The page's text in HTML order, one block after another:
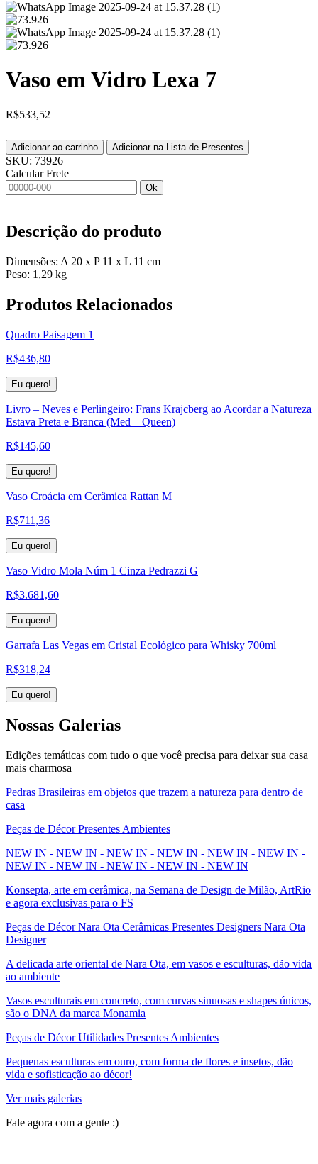
Vaso em Vidro Lexa 7
R$533,52
Adicionar ao carrinho Adicionar na Lista de Presentes
SKU: 73926
Calcular Frete
Ok
Descrição do produto
Dimensões: A 20 x P 11 x L 11 cm
Peso: 1,29 kg
Produtos Relacionados
Quadro Paisagem 1
R$436,80
Eu quero!
Livro – Neves e Perlingeiro: Frans Krajcberg ao Acordar a Natureza
Estava Preta e Branca (Med – Queen)
R$145,60
Eu quero!
Vaso Croácia em Cerâmica Rattan M
R$711,36
Eu quero!
Vaso Vidro Mola Núm 1 Cinza Pedrazzi G
R$3.681,60
Eu quero!
Garrafa Las Vegas em Cristal Ecológico para Whisky 700ml
R$318,24
Eu quero!
Nossas Galerias
Edições temáticas com tudo o que você precisa para deixar sua casa
mais charmosa
Pedras Brasileiras em objetos que trazem a natureza para dentro de
casa
Peças de Décor Presentes Ambientes
NEW IN - NEW IN - NEW IN - NEW IN - NEW IN - NEW IN -
NEW IN - NEW IN - NEW IN - NEW IN - NEW IN
Konsepta, arte em cerâmica, na Semana de Design de Milão, ArtRio
e agora exclusivas para o FS
Peças de Décor Nara Ota Cerâmicas Presentes Designers Nara Ota
Designer
A delicada arte oriental de Nara Ota, em vasos e esculturas, dão vida
ao ambiente
Vasos esculturais em concreto, com curvas sinuosas e shapes únicos,
são o DNA da marca Monamia
Peças de Décor Utilidades Presentes Ambientes
Pequenas esculturas em ouro, com forma de flores e insetos, dão
vida e sofisticação ao décor!
Ver mais galerias
Fale agora com a gente :)